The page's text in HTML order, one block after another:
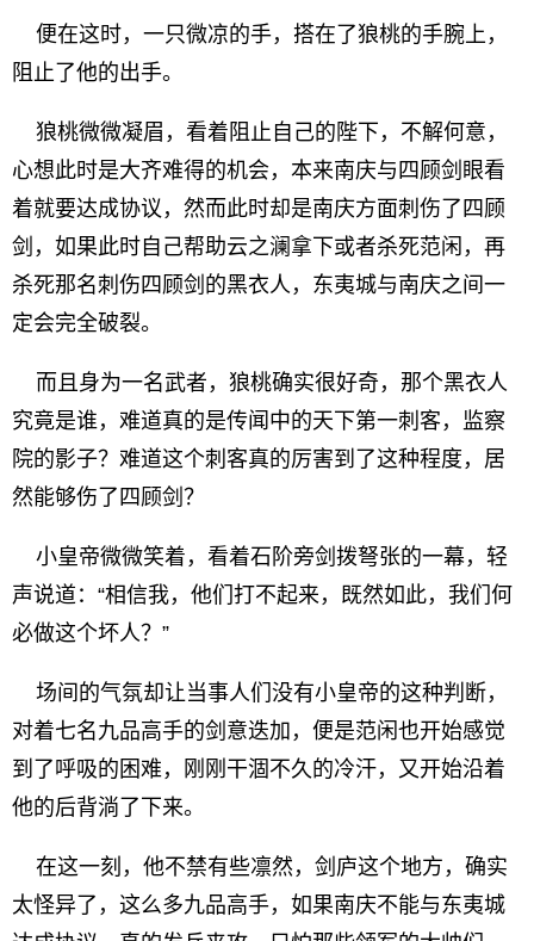
便在这时，一只微凉的手，搭在了狼桃的手腕上，
阻止了他的出手。
狼桃微微凝眉，看着阻止自己的陛下，不解何意，
心想此时是大齐难得的机会，本来南庆与四顾剑眼看
着就要达成协议，然而此时却是南庆方面刺伤了四顾
剑，如果此时自己帮助云之澜拿下或者杀死范闲，再
杀死那名刺伤四顾剑的黑衣人，东夷城与南庆之间一
定会完全破裂。
而且身为一名武者，狼桃确实很好奇，那个黑衣人
究竟是谁，难道真的是传闻中的天下第一刺客，监察
院的影子？难道这个刺客真的厉害到了这种程度，居
然能够伤了四顾剑？
小皇帝微微笑着，看着石阶旁剑拨弩张的一幕，轻
声说道：“相信我，他们打不起来，既然如此，我们何
必做这个坏人？”
场间的气氛却让当事人们没有小皇帝的这种判断，
对着七名九品高手的剑意迭加，便是范闲也开始感觉
到了呼吸的困难，刚刚干涸不久的冷汗，又开始沿着
他的后背淌了下来。
在这一刻，他不禁有些凛然，剑庐这个地方，确实
太怪异了，这么多九品高手，如果南庆不能与东夷城